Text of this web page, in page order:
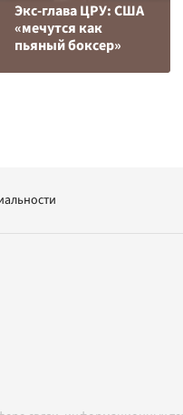
Экс-глава ЦРУ: США
«мечутся как
пьяный боксер»